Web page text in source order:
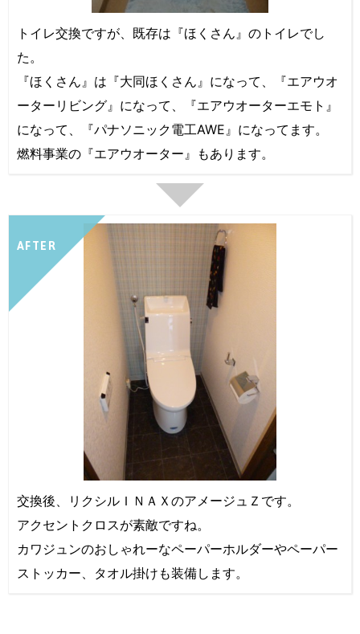
トイレ交換ですが、既存は『ほくさん』のトイレでし
た。
『ほくさん』は『大同ほくさん』になって、『エアウオ
ーターリビング』になって、『エアウオーターエモト』
になって、『パナソニック電工AWE』になってます。
燃料事業の『エアウオーター』もあります。
AFTER
交換後、リクシルＩＮＡＸのアメージュＺです。
アクセントクロスが素敵ですね。
カワジュンのおしゃれーなペーパーホルダーやペーパー
ストッカー、タオル掛けも装備します。